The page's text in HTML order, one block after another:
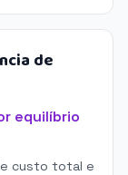
de
equilíbrio
custo total e